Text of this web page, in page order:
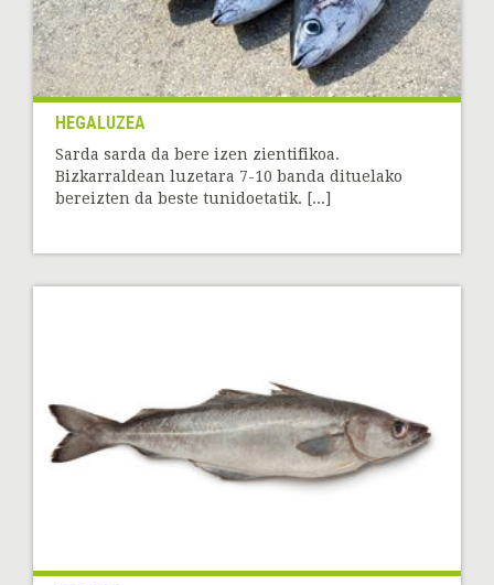
HEGALUZEA
Sarda sarda da bere izen zientifikoa.
Bizkarraldean luzetara 7-10 banda dituelako
bereizten da beste tunidoetatik. [...]